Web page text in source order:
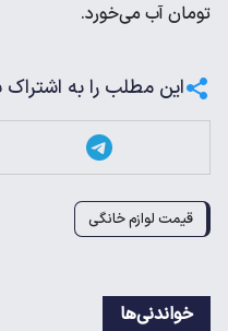
تومان آب می‌خورد.
این مطلب را به اشتراک
قیمت لوازم خانگى
خواندنی‌ها